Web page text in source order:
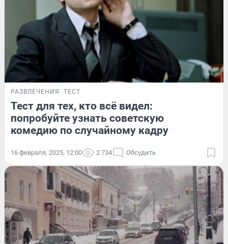
РАЗВЛЕЧЕНИЯ ТЕСТ
Тест для тех, кто всё видел:
попробуйте узнать советскую
комедию по случайному кадру
16 февраля, 2025, 12:00 2 734 Обсудить